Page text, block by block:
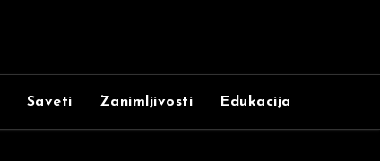
Saveti Zanimljivosti Edukacija